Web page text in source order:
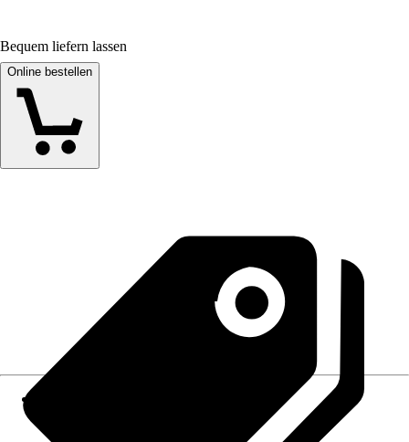
Bequem liefern lassen
Online bestellen